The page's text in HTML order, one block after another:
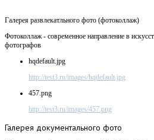
Галерея развлекатльного фото (фотоколлаж)
Фотоколлаж - современное направление в
фотографов
hqdefault.jpg
http://test3.ru/images/hqdefault.jpg
457.png
http://test3.ru/images/457.png
Галерея документального фото